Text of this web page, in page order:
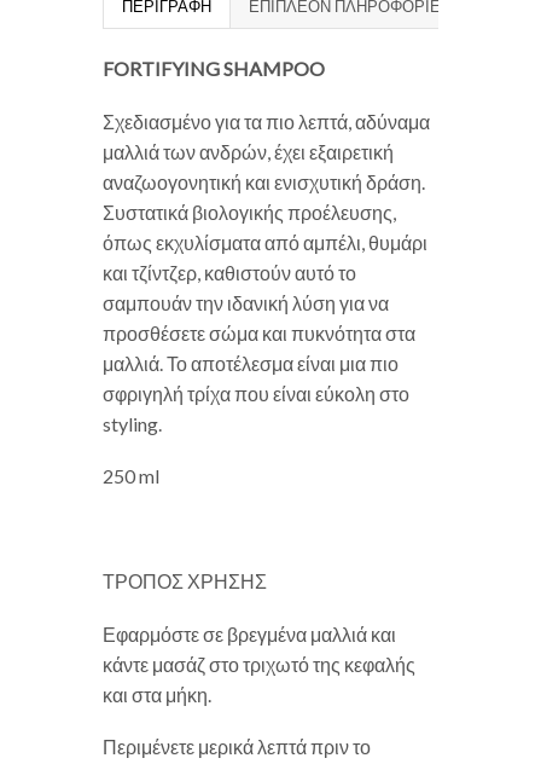
ΠΕΡΙΓΡΑΦΉ ΕΠΙΠΛΈΟΝ ΠΛΗΡΟΦΟΡΊΕΣ
FORTIFYING SHAMPOO
Σχεδιασμένο για τα πιο λεπτά, αδύναμα
μαλλιά των ανδρών, έχει εξαιρετική
αναζωογονητική και ενισχυτική δράση.
Συστατικά βιολογικής προέλευσης,
όπως εκχυλίσματα από αμπέλι, θυμάρι
και τζίντζερ, καθιστούν αυτό το
σαμπουάν την ιδανική λύση για να
προσθέσετε σώμα και πυκνότητα στα
μαλλιά. Το αποτέλεσμα είναι μια πιο
σφριγηλή τρίχα που είναι εύκολη στο
styling.
250 ml
ΤΡΟΠΟΣ ΧΡΗΣΗΣ
Εφαρμόστε σε βρεγμένα μαλλιά και
κάντε μασάζ στο τριχωτό της κεφαλής
και στα μήκη.
Περιμένετε μερικά λεπτά πριν το